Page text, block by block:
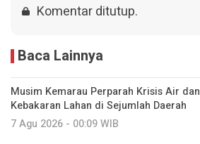
Komentar ditutup.
Baca Lainnya
Musim Kemarau Perparah Krisis Air dan
Kebakaran Lahan di Sejumlah Daerah
7 Agu 2026 - 00:09 WIB